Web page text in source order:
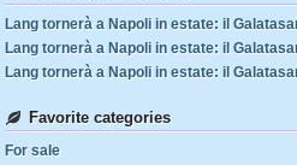
Lang tornerà a Napoli in estate: il
Lang tornerà a Napoli in estate: il
Lang tornerà a Napoli in estate: il
Favorite categories
For sale